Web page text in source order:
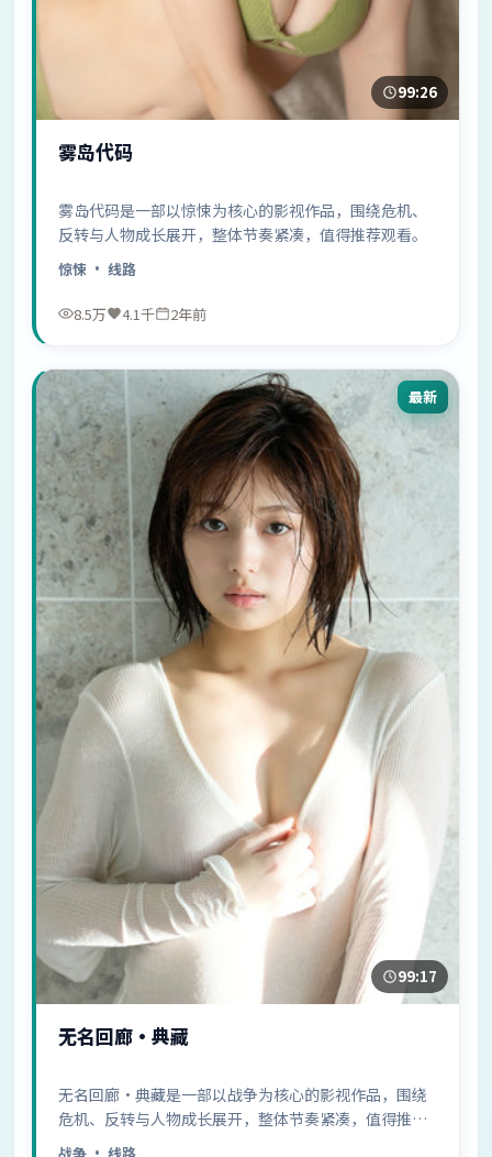
99:26
雾岛代码
雾岛代码是一部以惊悚为核心的影视作品，围绕危机、
反转与人物成长展开，整体节奏紧凑，值得推荐观看。
惊悚 · 线路
8.5万 4.1千 2年前
最新
99:17
无名回廊·典藏
无名回廊·典藏是一部以战争为核心的影视作品，围绕
危机、反转与人物成长展开，整体节奏紧凑，值得推荐
观看。